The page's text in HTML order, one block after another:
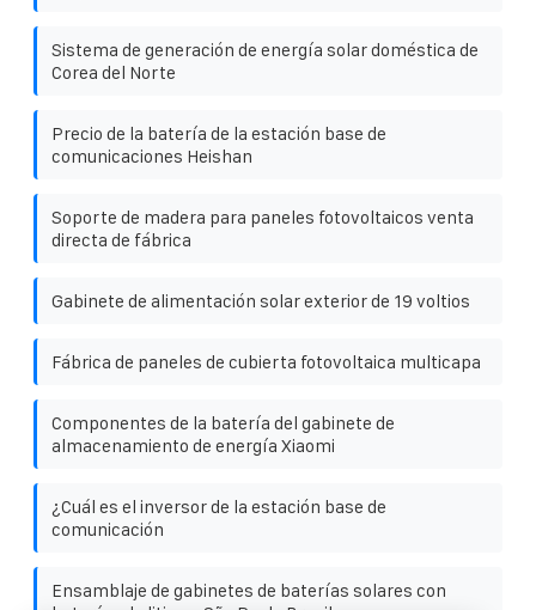
Sistema de generación de energía solar doméstica de
Corea del Norte
Precio de la batería de la estación base de
comunicaciones Heishan
Soporte de madera para paneles fotovoltaicos venta
directa de fábrica
Gabinete de alimentación solar exterior de 19 voltios
Fábrica de paneles de cubierta fotovoltaica multicapa
Componentes de la batería del gabinete de
almacenamiento de energía Xiaomi
¿Cuál es el inversor de la estación base de
comunicación
Ensamblaje de gabinetes de baterías solares con